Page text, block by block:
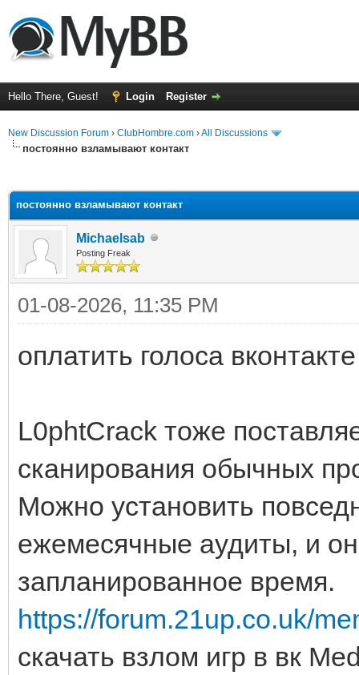
Hello There, Guest! Login Register
New Discussion Forum › ClubHombre.com ›All Discussions
постоянно взламывают контакт
постоянно взламывают контакт
Michaelsab
Posting Freak
01-08-2026, 11:35 PM
оплатить голоса вконтакте
L0phtCrack тоже
сканирования обычных
Можно установить
ежемесячные аудиты, и
запланированное время.
https://forum.21up.co.uk/
скачать взлом игр в вк